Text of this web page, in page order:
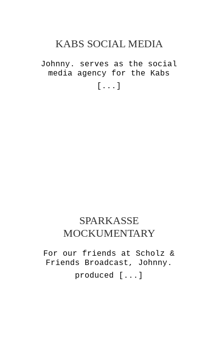
KABS SOCIAL MEDIA
Johnny. serves as the social
media agency for the Kabs
[...]
SPARKASSE
MOCKUMENTARY
For our friends at Scholz &
Friends Broadcast, Johnny.
produced
[...]